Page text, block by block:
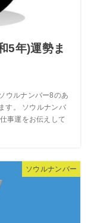
5年)運勢ま
ウルナンバー8のあ
す。 ソウルナンバ
事運をお伝えして
ソウルナンバー